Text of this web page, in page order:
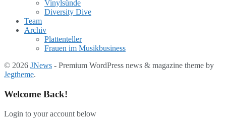
Vinylsünde
Diversity Dive
Team
Archiv
Plattenteller
Frauen im Musikbusiness
© 2026 JNews - Premium WordPress news & magazine theme by
Jegtheme.
Welcome Back!
Login to your account below